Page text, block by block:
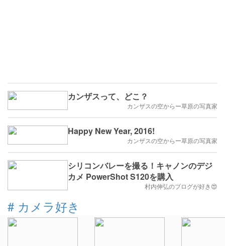
カンザスって、どこ？
カンザスの空からー草原の写真家
Happy New Year, 2016!
カンザスの空からー草原の写真家
シリコンバレーを撮る！キャノンのデジ
カメ PowerShot S120を購入
村内伸弘のブログが好き😍
# カメラ好き